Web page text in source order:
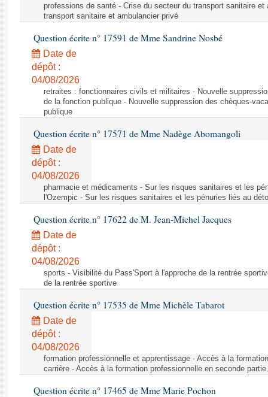
professions de santé - Crise du secteur du transport sanitaire
transport sanitaire et ambulancier privé
Question écrite n° 17591 de Mme Sandrine Nosbé
Date de
dépôt :
04/08/2026
retraites : fonctionnaires civils et militaires - Nouvelle
de la fonction publique - Nouvelle suppression des chèques-
publique
Question écrite n° 17571 de Mme Nadège Abomangoli
Date de
dépôt :
04/08/2026
pharmacie et médicaments - Sur les risques sanitaires et les
l'Ozempic - Sur les risques sanitaires et les pénuries liés au
Question écrite n° 17622 de M. Jean-Michel Jacques
Date de
dépôt :
04/08/2026
sports - Visibilité du Pass'Sport à l'approche de la rentrée
de la rentrée sportive
Question écrite n° 17535 de Mme Michèle Tabarot
Date de
dépôt :
04/08/2026
formation professionnelle et apprentissage - Accès à la
carrière - Accès à la formation professionnelle en seconde partie
Question écrite n° 17465 de Mme Marie Pochon